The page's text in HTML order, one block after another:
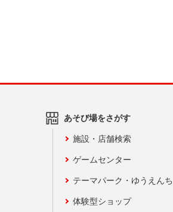
あそび場をさがす
施設・店舗検索
ゲームセンター
テーマパーク・ゆうえんち
体験型ショップ